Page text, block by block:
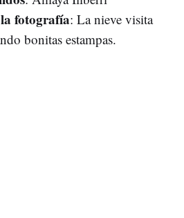
fotografía: La nieve visita
bonitas estampas.